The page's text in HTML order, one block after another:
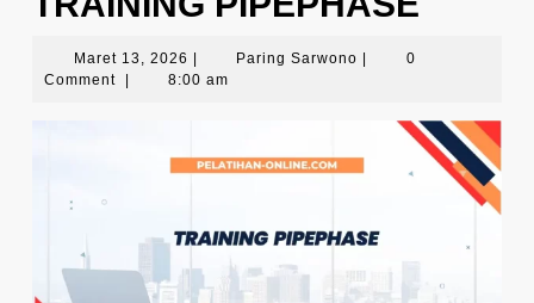
Maret 13, 2026 Maret
13,
Paring Sarwono Paring0
Comment
8:00 am